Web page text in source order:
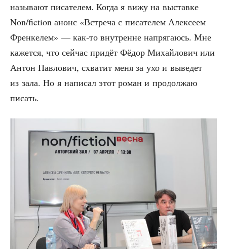
назы­ва­ют писа­те­лем. Когда я вижу на выстав­ке
Non/fiction анонс «Встре­ча с писа­те­лем Алек­се­ем
Френ­ке­лем» — как-то внут­ренне напря­га­юсь. Мне
кажет­ся, что сей­час при­дёт Фёдор Михай­ло­вич или
Антон Пав­ло­вич, схва­тит меня за ухо и выве­дет
из зала. Но я напи­сал этот роман и про­дол­жаю
писать.